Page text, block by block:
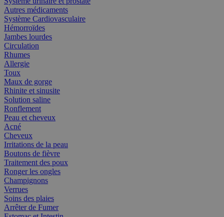
Autres médicaments
Système Cardiovasculaire
Hémorroïdes
Jambes lourdes
Circulation
Rhumes
Allergie
Toux
Maux de gorge
Rhinite et sinusite
Solution saline
Ronflement
Peau et cheveux
Acné
Cheveux
Irritations de la peau
Boutons de fièvre
Traitement des poux
Ronger les ongles
Champignons
Verrues
Soins des plaies
Arrêter de Fumer